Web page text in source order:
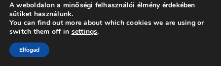
A Tanulmányi Ösztöndíj pályázat nyertesei
év végén
Református Középiskolák Tornyai Sándor
A weboldalon a minőségi felhasználói élmény érdekében
sütiket használunk.
You can find out more about which cookies we are using or
switch them off in settings.
Elfogad